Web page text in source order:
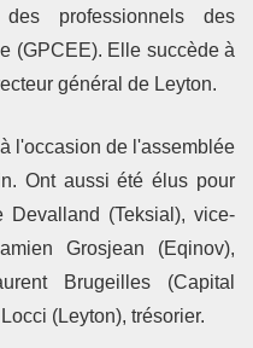
professionnels des
(GPCEE). Elle succède à
général de Leyton.
l'occasion de l'assemblée
Ont aussi été élus pour
Devalland (Teksial), vice-
Grosjean (Eqinov),
Brugeilles (Capital
(Leyton), trésorier.